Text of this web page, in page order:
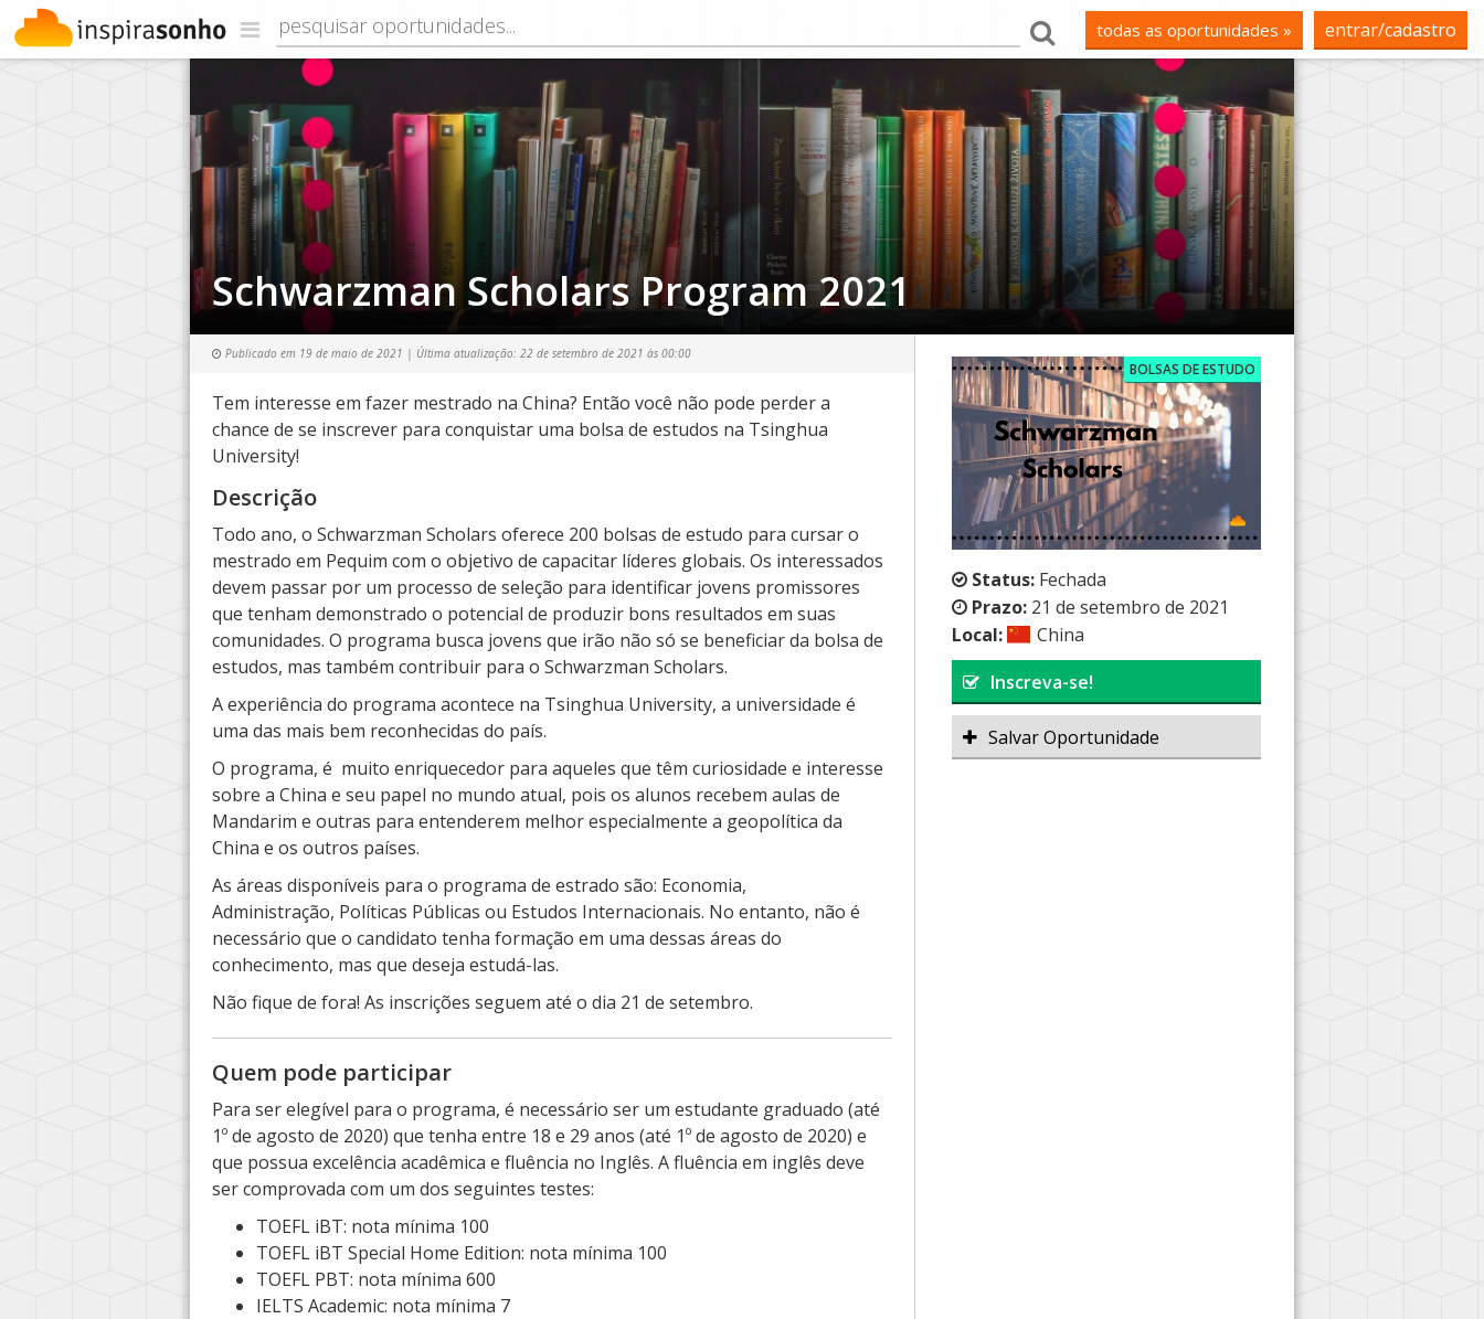
todas as oportunidades » entrar/cadastro
Schwarzman Scholars Program 2021
BOLSAS DE ESTUDO
Status:Fechada
Prazo: 21 de setembro de 2021
Local:
China
Inscreva-se!
Salvar Oportunidade
Publicado em 19 de maio de 2021 | Última atualização: 22 de setembro de 2021 às 00:00
Tem interesse em fazer mestrado na China? Então você não pode perder a
chance de se inscrever para conquistar uma bolsa de estudos na Tsinghua
University!
Descrição
Todo ano, o Schwarzman Scholars oferece 200 bolsas de estudo para cursar o
mestrado em Pequim com o objetivo de capacitar líderes globais. Os interessados
devem passar por um processo de seleção para identificar jovens promissores
que tenham demonstrado o potencial de produzir bons resultados em suas
comunidades. O programa busca jovens que irão não só se beneficiar da bolsa de
estudos, mas também contribuir para o Schwarzman Scholars.
A experiência do programa acontece na Tsinghua University, a universidade é
uma das mais bem reconhecidas do país.
O programa, é muito enriquecedor para aqueles que têm curiosidade e interesse
sobre a China e seu papel no mundo atual, pois os alunos recebem aulas de
Mandarim e outras para entenderem melhor especialmente a geopolítica da
China e os outros países.
As áreas disponíveis para o programa de estrado são: Economia,
Administração, Políticas Públicas ou Estudos Internacionais. No entanto, não é
necessário que o candidato tenha formação em uma dessas áreas do
conhecimento, mas que deseja estudá-las.
Não fique de fora! As inscrições seguem até o dia 21 de setembro.
Quem pode participar
Para ser elegível para o programa, é necessário ser um estudante graduado (até
1º de agosto de 2020) que tenha entre 18 e 29 anos (até 1º de agosto de 2020) e
que possua excelência acadêmica e fluência no Inglês. A fluência em inglês deve
ser comprovada com um dos seguintes testes:
TOEFL iBT: nota mínima 100
TOEFL iBT Special Home Edition: nota mínima 100
TOEFL PBT: nota mínima 600
IELTS Academic: nota mínima 7